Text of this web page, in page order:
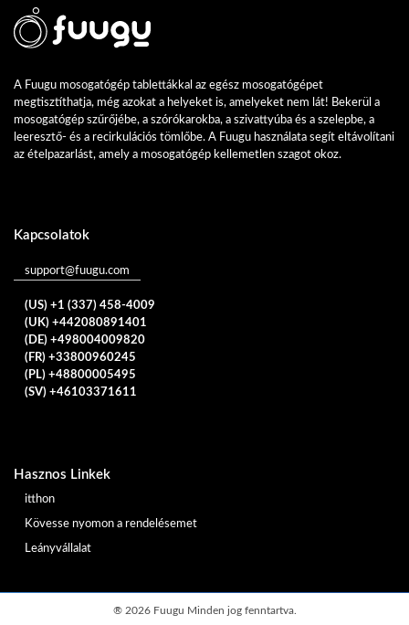
A Fuugu mosogatógép tablettákkal az egész mosogatógépet
megtisztíthatja, még azokat a helyeket is, amelyeket nem lát! Bekerül a
mosogatógép szűrőjébe, a szórókarokba, a szivattyúba és a szelepbe, a
leeresztő- és a recirkulációs tömlőbe. A Fuugu használata segít eltávolítani
az ételpazarlást, amely a mosogatógép kellemetlen szagot okoz.
Kapcsolatok
support@fuugu.com
(US) +1 (337) 458-4009
(UK) +442080891401
(DE) +498004009820
(FR) +33800960245
(PL) +48800005495
(SV) +46103371611
Hasznos Linkek
itthon
Kövesse nyomon a rendelésemet
Leányvállalat
® 2026 Fuugu Minden jog fenntartva.